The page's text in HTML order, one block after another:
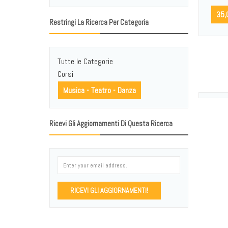
Restringi La Ricerca Per Categoria
Tutte le Categorie
Corsi
Musica - Teatro - Danza
Ricevi Gli Aggiornamenti Di Questa Ricerca
RICEVI GLI AGGIORNAMENTI!